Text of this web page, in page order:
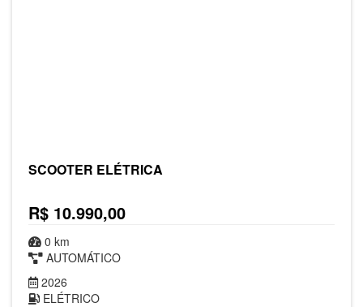
SCOOTER ELÉTRICA
R$ 10.990,00
0 km
AUTOMÁTICO
2026
ELÉTRICO